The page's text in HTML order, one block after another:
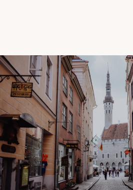
HOME
ABOUT
REISEN
WANDERN